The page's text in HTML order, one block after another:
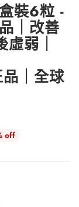
裝6粒 -
｜改善
弱｜
｜全球
off